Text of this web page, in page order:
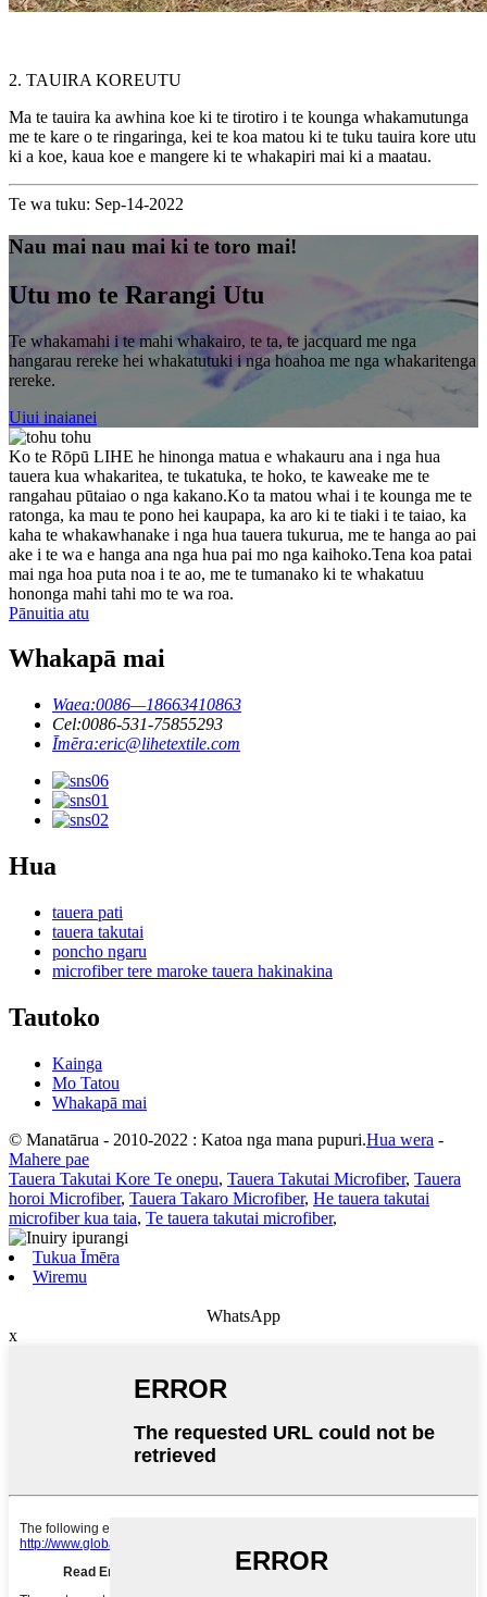
2. TAUIRA KOREUTU
Ma te tauira ka awhina koe ki te tirotiro i te kounga whakamutunga
me te kare o te ringaringa, kei te koa matou ki te tuku tauira kore utu
ki a koe, kaua koe e mangere ki te whakapiri mai ki a maatau.
Te wa tuku: Sep-14-2022
Nau mai nau mai ki te toro mai!
Utu mo te Rarangi Utu
Te whakamahi i te mahi whakairo, te ta, te jacquard me nga
hangarau rereke hei whakatutuki i nga hoahoa me nga whakaritenga
rereke.
Uiui inaianei
Ko te Rōpū LIHE he hinonga matua e whakauru ana i nga hua
tauera kua whakaritea, te tukatuka, te hoko, te kaweake me te
rangahau pūtaiao o nga kakano.Ko ta matou whai i te kounga me te
ratonga, ka mau te pono hei kaupapa, ka aro ki te tiaki i te taiao, ka
kaha te whakawhanake i nga hua tauera tukurua, me te hanga ao pai
ake i te wa e hanga ana nga hua pai mo nga kaihoko.Tena koa patai
mai nga hoa puta noa i te ao, me te tumanako ki te whakatuu
hononga mahi tahi mo te wa roa.
Pānuitia atu
Whakapā mai
Waea:0086—18663410863
Cel:0086-531-75855293
Īmēra:eric@lihetextile.com
Hua
tauera pati
tauera takutai
poncho ngaru
microfiber tere maroke tauera hakinakina
Tautoko
Kainga
Mo Tatou
Whakapā mai
© Manatārua - 2010-2022 : Katoa nga mana pupuri.Hua wera -
Mahere pae
Tauera Takutai Kore Te onepu, Tauera Takutai Microfiber, Tauera
horoi Microfiber, Tauera Takaro Microfiber, He tauera takutai
microfiber kua taia, Te tauera takutai microfiber,
Tukua Īmēra
Wiremu
WhatsApp
x